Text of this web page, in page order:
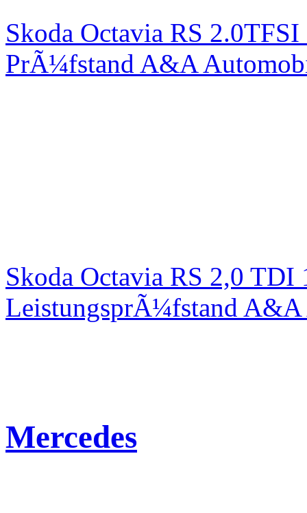
Skoda Octavia RS
PrÃ¼fstand A&A
Skoda Octavia RS 2,0
LeistungsprÃ¼fstand
Mercedes